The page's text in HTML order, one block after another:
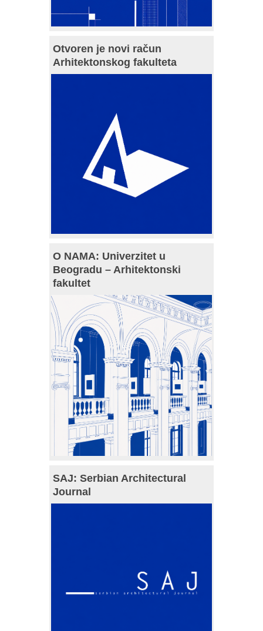
Otvoren je novi račun
Arhitektonskog fakulteta
O NAMA: Univerzitet u
Beogradu – Arhitektonski
fakultet
SAJ: Serbian Architectural
Journal